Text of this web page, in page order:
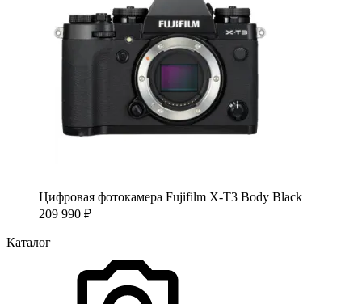
Цифровая фотокамера Fujifilm X-T3 Body Black
209 990 ₽
Каталог